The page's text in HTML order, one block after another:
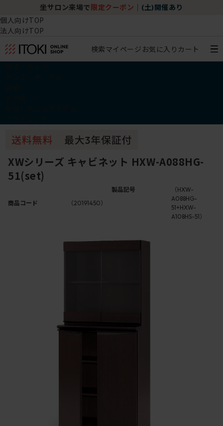
坐サロン来場で 限定クーポン (土)開催あり
個人向けTOP
法人向けTOP
検索マイページ お気に入り カート
XWシリーズ キャビネット HXW-A088HG-
51(set)
商品コード （20191450）
製品記号
（HXW-
A088HG-
51+HXW-
A108HS-51）